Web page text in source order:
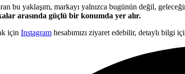
bu yaklaşım, markayı yalnızca bugünün değil,
arasında güçlü bir konumda yer alır.
için Instagram hesabımızı ziyaret edebilir, detaylı bilgi